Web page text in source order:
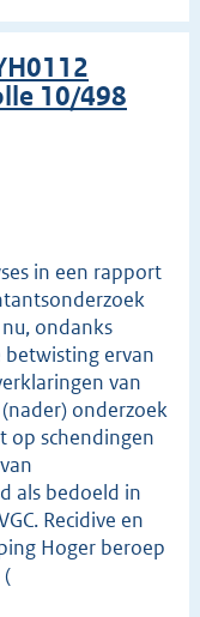
10/498
in een rapport
ondanks
ervan
van
onderzoek
op schendingen
als bedoeld in
Recidive en
Hoger beroep